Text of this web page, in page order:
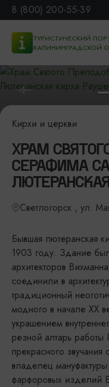
8 (800) 200-55-39
ТУРИСТИЧЕСКИЙ
КАЛИНИНГРАДСКОЙ
Кирхи и церкви
ХРАМ
СЕРАФИМА
Светлогорск , ул.
Бывшая лютеранская
1903 году. Здание
архитекторов
соединили в
традиционный
модного в начале ХХ
украшением
резной алтарь работы
прекрасного
владелец
фарфоровых изделий